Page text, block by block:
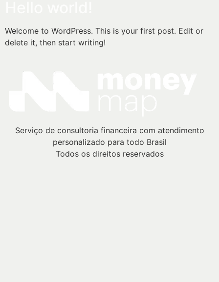
Welcome to WordPress. This is your first post. Edit or
delete it, then start writing!
Serviço de consultoria financeira com atendimento
personalizado para todo Brasil
Todos os direitos reservados